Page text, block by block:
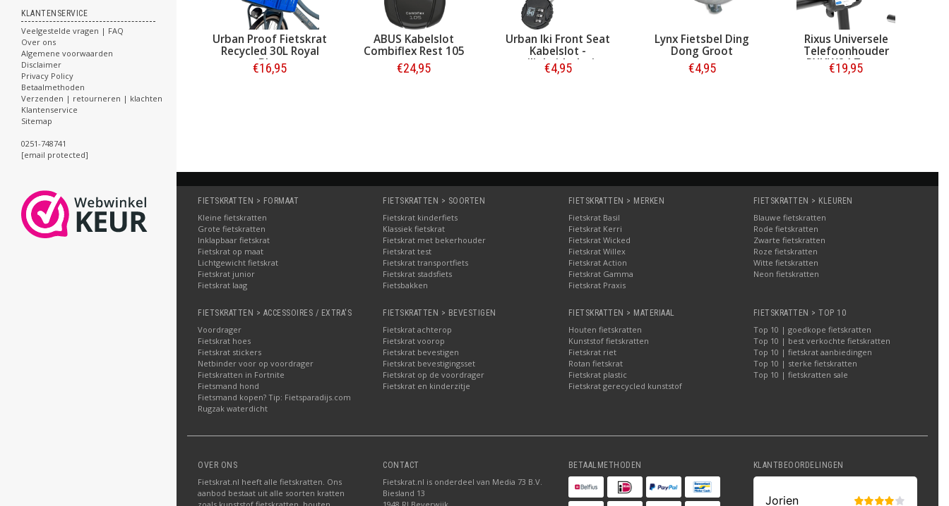
KLANTENSERVICE
Veelgestelde vragen | FAQ
Over ons
Algemene voorwaarden
Disclaimer
Privacy Policy
Betaalmethoden
Verzenden | retourneren | klachten
Klantenservice
Sitemap
0251-748741
[email protected]
Lynx Fietskrat
Kunststof 30L Zwart
Bestellen
Urban Proof Fietskrat
Recycled 30L Royal
Blue
€16,95
ABUS Kabelslot
Combiflex Rest 105
€24,95
Urban Iki Front Seat
Kabelslot -
veiligheidsslotje
voorzitje
€4,95
Lynx Fietsbel Ding
Dong Groot
€4,95
Rixus Universele
Telefoonhouder
RXHW24 Zwart
€19,95
FIETSKRATTEN > FORMAAT
Kleine fietskratten
Grote fietskratten
Inklapbaar fietskrat
Fietskrat op maat
Lichtgewicht fietskrat
Fietskrat junior
Fietskrat laag
FIETSKRATTEN > SOORTEN
Fietskrat kinderfiets
Klassiek fietskrat
Fietskrat met bekerhouder
Fietskrat test
Fietskrat transportfiets
Fietskrat stadsfiets
Fietsbakken
FIETSKRATTEN > MERKEN
Fietskrat Basil
Fietskrat Kerri
Fietskrat Wicked
Fietskrat Willex
Fietskrat Action
Fietskrat Gamma
Fietskrat Praxis
FIETSKRATTEN > KLEUREN
Blauwe fietskratten
Rode fietskratten
Zwarte fietskratten
Roze fietskratten
Witte fietskratten
Neon fietskratten
FIETSKRATTEN > ACCESSOIRES / EXTRA'S
Voordrager
Fietskrat hoes
Fietskrat stickers
Netbinder voor op voordrager
Fietskratten in Fortnite
Fietsmand hond
Fietsmand kopen? Tip: Fietsparadijs.com
Rugzak waterdicht
FIETSKRATTEN > BEVESTIGEN
Fietskrat achterop
Fietskrat voorop
Fietskrat bevestigen
Fietskrat bevestigingsset
Fietskrat op de voordrager
Fietskrat en kinderzitje
FIETSKRATTEN > MATERIAAL
Houten fietskratten
Kunststof fietskratten
Fietskrat riet
Rotan fietskrat
Fietskrat plastic
Fietskrat gerecycled kunststof
FIETSKRATTEN > TOP 10
Top 10 | goedkope fietskratten
Top 10 | best verkochte fietskratten
Top 10 | fietskrat aanbiedingen
Top 10 | sterke fietskratten
Top 10 | fietskratten sale
OVER ONS
Fietskrat.nl heeft alle fietskratten. Ons
aanbod bestaat uit alle soorten kratten
CONTACT
Fietskrat.nl is onderdeel van Media 73 B.V.
Biesland 13
BETAALMETHODEN KLANTBEOORDELINGEN